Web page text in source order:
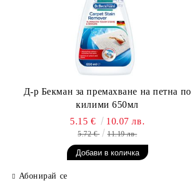
Д-р Бекман за премахване на петна по
килими 650мл
5.15 € 10.07 лв.
5.72 € 11.19 лв.
Абонирай се